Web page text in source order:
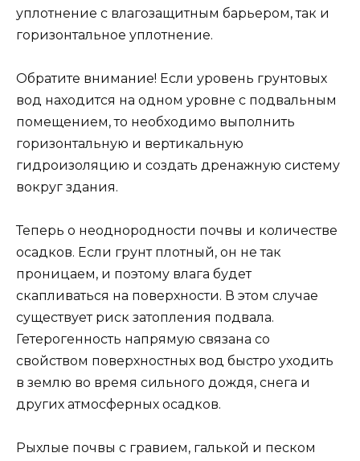
уплотнение с влагозащитным барьером, так и
горизонтальное уплотнение.
Обратите внимание! Если уровень грунтовых
вод находится на одном уровне с подвальным
помещением, то необходимо выполнить
горизонтальную и вертикальную
гидроизоляцию и создать дренажную систему
вокруг здания.
Теперь о неоднородности почвы и количестве
осадков. Если грунт плотный, он не так
проницаем, и поэтому влага будет
скапливаться на поверхности. В этом случае
существует риск затопления подвала.
Гетерогенность напрямую связана со
свойством поверхностных вод быстро уходить
в землю во время сильного дождя, снега и
других атмосферных осадков.
Рыхлые почвы с гравием, галькой и песком